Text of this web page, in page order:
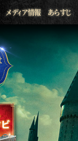
メディア情報 あらすじ